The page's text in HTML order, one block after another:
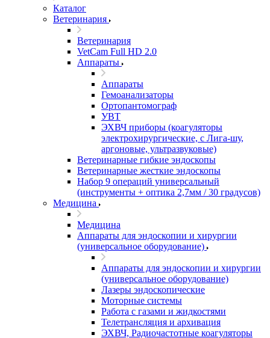
Каталог
Ветеринария
Ветеринария
VetCam Full HD 2.0
Аппараты
Аппараты
Гемоанализаторы
Ортопантомограф
УВТ
ЭХВЧ приборы (коагуляторы
электрохирургические, с Лига-шу,
аргоновые, ультразвуковые)
Ветеринарные гибкие эндоскопы
Ветеринарные жесткие эндоскопы
Набор 9 операций универсальный
(инструменты + оптика 2,7мм / 30 градусов)
Медицина
Медицина
Аппараты для эндоскопии и хирургии
(универсальное оборудование)
Аппараты для эндоскопии и хирургии
(универсальное оборудование)
Лазеры эндоскопические
Моторные системы
Работа с газами и жидкостями
Телетрансляция и архивация
ЭХВЧ, Радиочастотные коагуляторы